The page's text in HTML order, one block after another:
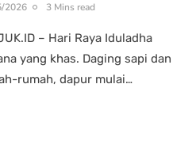
2026 3 Mins read
– Hari Raya Iduladha
yang khas. Daging sapi dan
rumah, dapur mulai…